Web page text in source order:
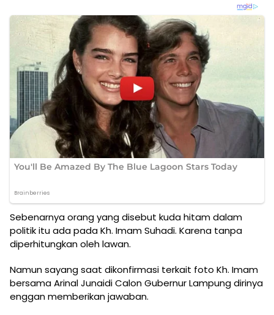
Sebenarnya orang yang disebut kuda hitam dalam
politik itu ada pada Kh. Imam Suhadi. Karena tanpa
diperhitungkan oleh lawan.
Namun sayang saat dikonfirmasi terkait foto Kh. Imam
bersama Arinal Junaidi Calon Gubernur Lampung dirinya
enggan memberikan jawaban.